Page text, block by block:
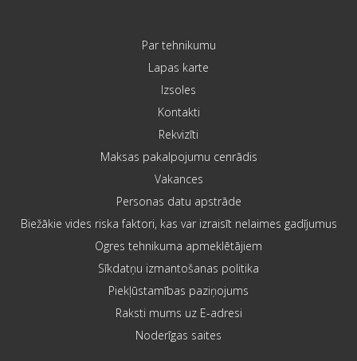
Par tehnikumu
Lapas karte
Izsoles
Kontakti
Rekvizīti
Maksas pakalpojumu cenrādis
Vakances
Personas datu apstrāde
Biežākie vides riska faktori, kas var izraisīt nelaimes gadījumus
Ogres tehnikuma apmeklētājiem
Sīkdatņu izmantošanas politika
Piekļūstamības paziņojums
Raksti mums uz E-adresi
Noderīgas saites